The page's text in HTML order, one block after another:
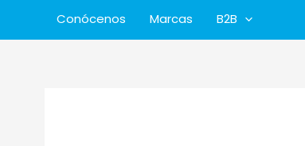
Conócenos Marcas B2B